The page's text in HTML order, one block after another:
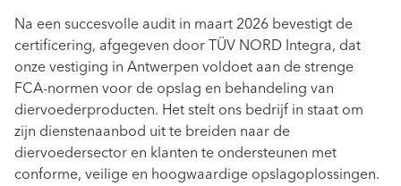
Na een succesvolle audit in maart 2026 bevestigt de
certificering, afgegeven door TÜV NORD Integra, dat
onze vestiging in Antwerpen voldoet aan de strenge
FCA-normen voor de opslag en behandeling van
diervoederproducten. Het stelt ons bedrijf in staat om
zijn dienstenaanbod uit te breiden naar de
diervoedersector en klanten te ondersteunen met
conforme, veilige en hoogwaardige opslagoplossingen.